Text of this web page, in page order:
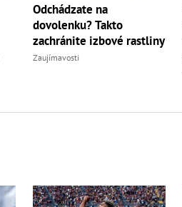
Odchádzate na
dovolenku? Takto
zachránite izbové rastliny
Zaujímavosti